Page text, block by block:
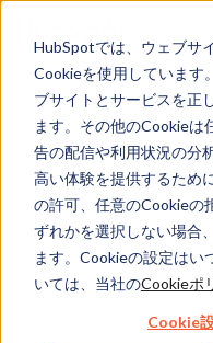
HubSpotでは、ウェブサ
Cookieを使用しています
ブサイトとサービスを正
ます。その他のCookieは
告の配信や利用状況の分
高い体験を提供するため
の許可、任意のCookieの
ずれかを選択しない場合
ます。Cookieの設定はい
いては、当社のCookieポ
Cookie
HubSpot
ダウ
HubSpotの無料のお
新規見込み客の創出、